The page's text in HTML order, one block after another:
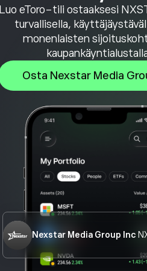
Luo eToro-tili ostaaksesi
turvallisella,
monenlaisten
Osta Nexstar Media
Nexstar Media Group Inc